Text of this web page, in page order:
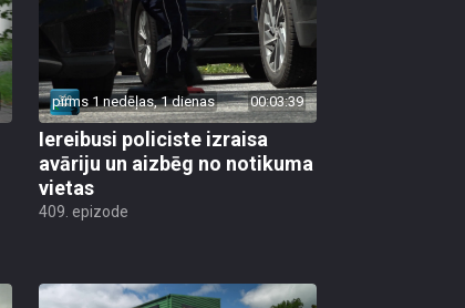
pirms 1 nedēļas, 1 dienas 00:03:39
Iereibusi policiste izraisa
avāriju un aizbēg no notikuma
vietas
409. epizode